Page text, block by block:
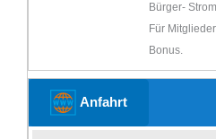
Bürger-
Für
Bonus.
Anfahrt